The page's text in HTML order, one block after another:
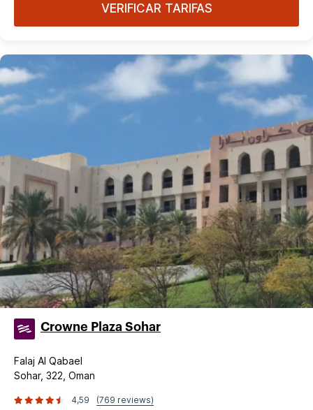
VERIFICAR TARIFAS
Crowne Plaza Sohar
Falaj Al Qabael
Sohar, 322, Oman
4,59 (769 reviews)